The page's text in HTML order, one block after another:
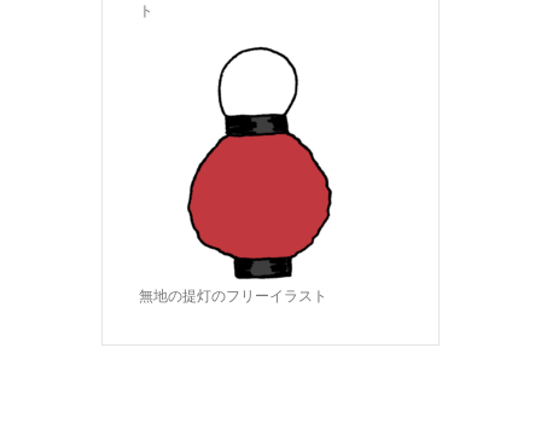
ト
無地の提灯のフリーイラスト